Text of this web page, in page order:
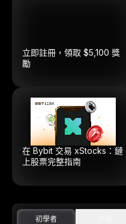
立即註冊，領取 $5,100 獎
勵
在 Bybit 交易 xStocks：鏈
上股票完整指南
初學者